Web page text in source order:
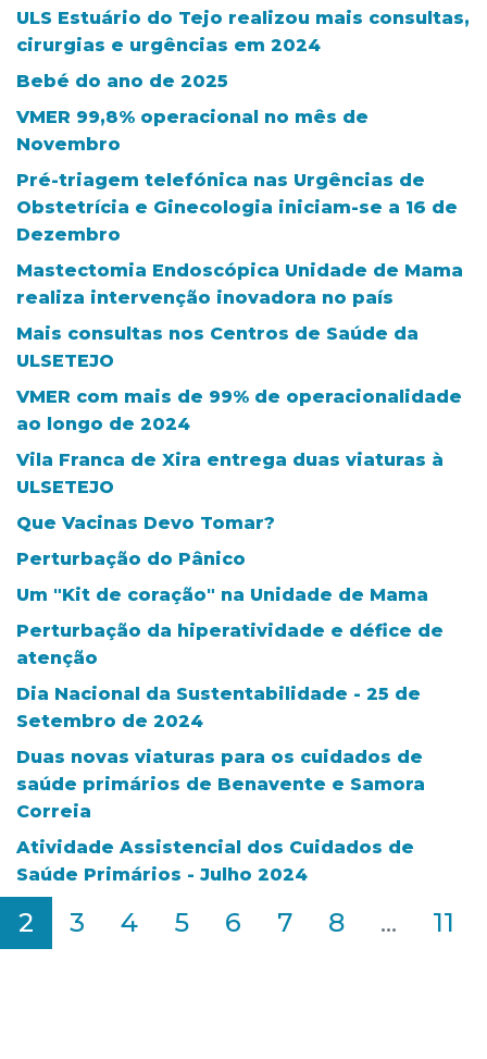
ULS Estuário do Tejo realizou mais consultas,
cirurgias e urgências em 2024
Bebé do ano de 2025
VMER 99,8% operacional no mês de
Novembro
Pré-triagem telefónica nas Urgências de
Obstetrícia e Ginecologia iniciam-se a 16 de
Dezembro
Mastectomia Endoscópica Unidade de Mama
realiza intervenção inovadora no país
Mais consultas nos Centros de Saúde da
ULSETEJO
VMER com mais de 99% de operacionalidade
ao longo de 2024
Vila Franca de Xira entrega duas viaturas à
ULSETEJO
Que Vacinas Devo Tomar?
Perturbação do Pânico
Um "Kit de coração" na Unidade de Mama
Perturbação da hiperatividade e défice de
atenção
Dia Nacional da Sustentabilidade - 25 de
Setembro de 2024
Duas novas viaturas para os cuidados de
saúde primários de Benavente e Samora
Correia
Atividade Assistencial dos Cuidados de
Saúde Primários - Julho 2024
2 3 4 5 6 7 8 ... 11